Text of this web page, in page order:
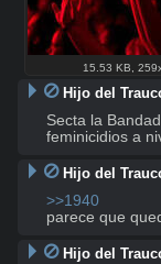
15.53 KB,
Hijo del
Secta la
feminicidios a
Hijo del
>>1940
parece que
Hijo del